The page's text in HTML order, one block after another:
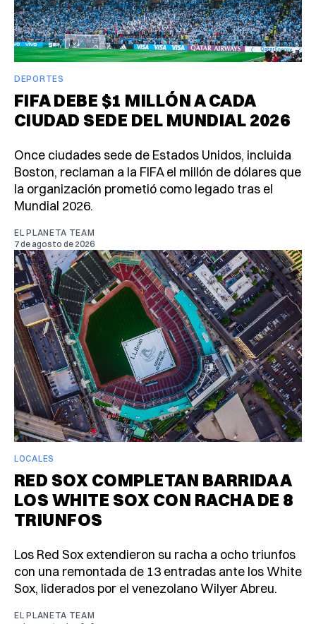
DEPORTES
FIFA DEBE $1 MILLÓN A CADA
CIUDAD SEDE DEL MUNDIAL 2026
Once ciudades sede de Estados Unidos, incluida
Boston, reclaman a la FIFA el millón de dólares que
la organización prometió como legado tras el
Mundial 2026.
EL PLANETA TEAM
7 de agosto de 2026
LOCALES
RED SOX COMPLETAN BARRIDA A
LOS WHITE SOX CON RACHA DE 8
TRIUNFOS
Los Red Sox extendieron su racha a ocho triunfos
con una remontada de 13 entradas ante los White
Sox, liderados por el venezolano Wilyer Abreu.
EL PLANETA TEAM